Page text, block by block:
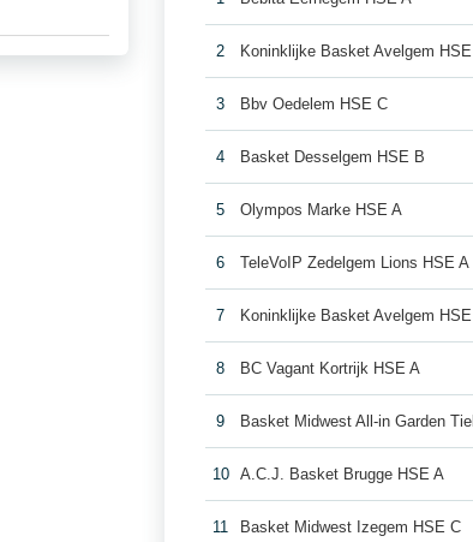
2 Koninklijke Basket Avelgem
3 Bbv Oedelem HSE C
4 Basket Desselgem HSE B
5 Olympos Marke HSE A
6 TeleVoIP Zedelgem Lions HSE A
7 Koninklijke Basket Avelgem
8 BC Vagant Kortrijk HSE A
9 Basket Midwest All-in Garden
10 A.C.J. Basket Brugge HSE A
11 Basket Midwest Izegem HSE C